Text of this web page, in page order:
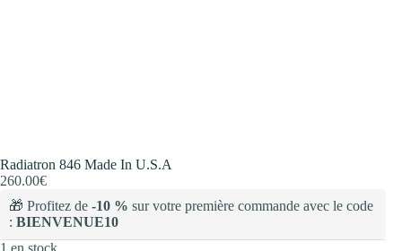
Radiatron 846 Made In U.S.A
260.00€
🎁 Profitez de -10 % sur votre première commande avec le code
: BIENVENUE10
1 en stock